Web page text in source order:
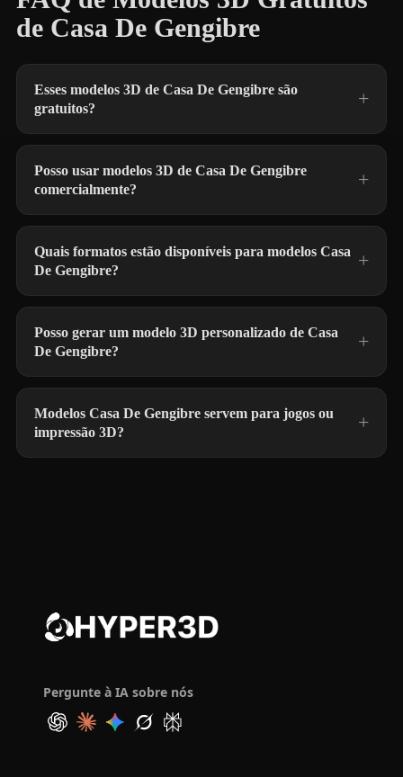
de Casa De Gengibre
Esses modelos 3D de Casa De Gengibre são
gratuitos?
Posso usar modelos 3D de Casa De Gengibre
comercialmente?
Quais formatos estão disponíveis para modelos Casa
De Gengibre?
Posso gerar um modelo 3D personalizado de Casa
De Gengibre?
Modelos Casa De Gengibre servem para jogos ou
impressão 3D?
Pergunte à IA sobre nós